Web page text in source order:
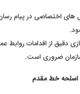
های اختصاصی در پیام
دقیق از اقدامات
ضروری است.
اسلحه خط مقدم